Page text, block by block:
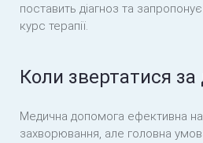
поставить діагноз та
курс терапії.
Коли звертатися
Медична допомога ефективна на
захворювання, але головна